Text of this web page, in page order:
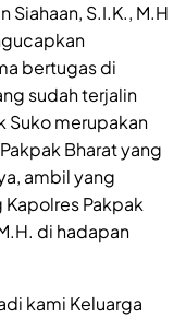
Siahaan, S.I.K., M.H
bertugas di
sudah terjalin
Suko merupakan
Bharat yang
ambil yang
Pakpak
di hadapan
kami Keluarga